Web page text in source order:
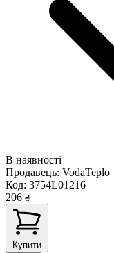
В наявності
Продавець: VodaTeplo
Код: 3754L01216
206 ₴
Купити